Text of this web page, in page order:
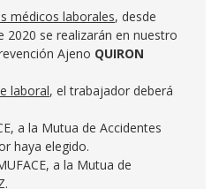
médicos laborales, desde
2020 se realizarán en nuestro
Ajeno QUIRON
laboral, el trabajador deberá
a la Mutua de Accidentes
haya elegido.
a la Mutua de